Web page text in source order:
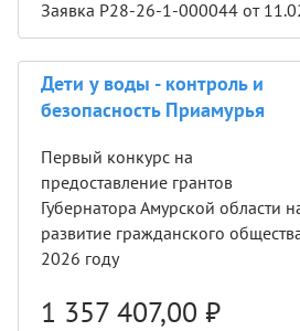
Заявка Р28-26-1-000044 от
Дети у воды - контроль и
безопасность Приамурья
Первый конкурс на
предоставление грантов
Губернатора Амурской области
развитие гражданского
2026 году
1 357 407,00 ₽